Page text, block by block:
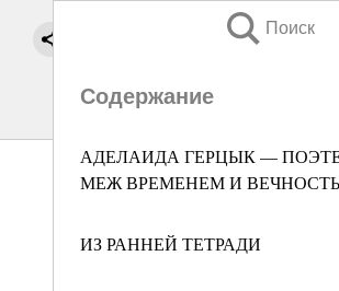
Поиск
Содержание
АДЕЛАИДА ГЕРЦЫК —
МЕЖ ВРЕМЕНЕМ И
ИЗ РАННЕЙ ТЕТРАДИ